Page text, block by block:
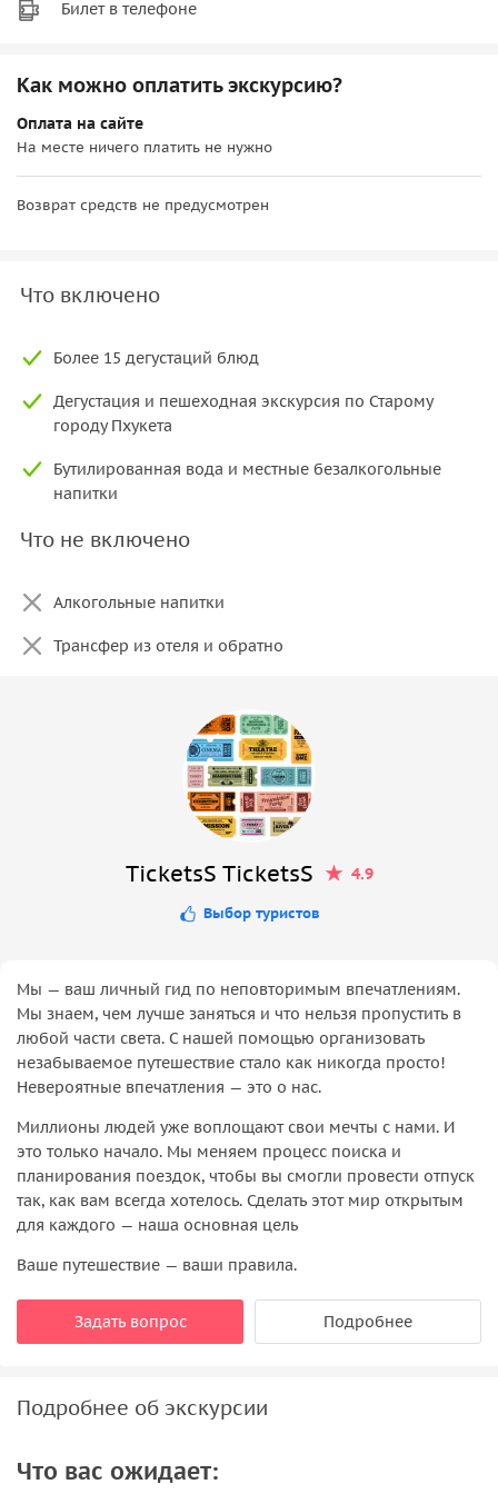
Билет в телефоне
Как можно оплатить экскурсию?
Оплата на сайте
На месте ничего платить не нужно
Возврат средств не предусмотрен
Что включено
Более 15 дегустаций блюд
Дегустация и пешеходная экскурсия по Старому
городу Пхукета
Бутилированная вода и местные безалкогольные
напитки
Что не включено
Алкогольные напитки
Трансфер из отеля и обратно
TicketsS TicketsS 4.9
Выбор туристов
Мы — ваш личный гид по неповторимым впечатлениям.
Мы знаем, чем лучше заняться и что нельзя пропустить в
любой части света. С нашей помощью организовать
незабываемое путешествие стало как никогда просто!
Невероятные впечатления — это о нас.
Миллионы людей уже воплощают свои мечты с нами. И
это только начало. Мы меняем процесс поиска и
планирования поездок, чтобы вы смогли провести отпуск
так, как вам всегда хотелось. Сделать этот мир открытым
для каждого — наша основная цель
Ваше путешествие — ваши правила.
Задать вопрос Подробнее
Подробнее об экскурсии
Что вас ожидает: